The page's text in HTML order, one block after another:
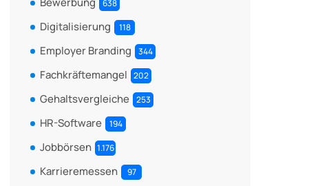
638
Digitalisierung 118
Employer Branding 344
Fachkräftemangel 202
Gehaltsvergleiche 253
HR-Software 194
Jobbörsen 1.176
Karrieremessen 97